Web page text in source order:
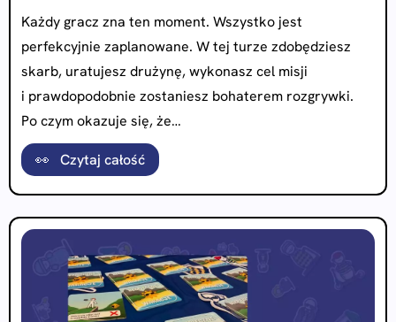
Każdy gracz zna ten moment. Wszystko jest
perfekcyjnie zaplanowane. W tej turze zdobędziesz
skarb, uratujesz drużynę, wykonasz cel misji
i prawdopodobnie zostaniesz bohaterem rozgrywki.
Po czym okazuje się, że…
👀 Czytaj całość